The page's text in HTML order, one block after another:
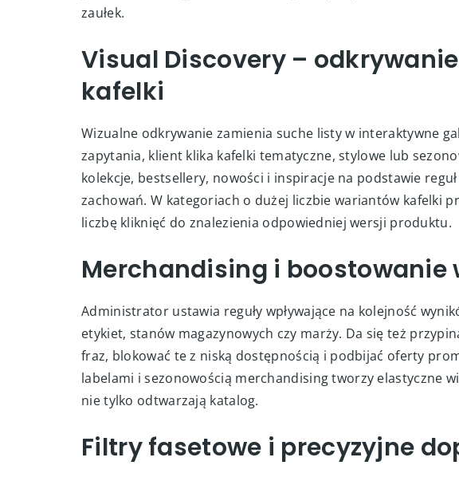
zaułek.
Visual Discovery –
kafelki
Wizualne odkrywanie zamienia suche listy w interaktywne
zapytania, klient klika kafelki tematyczne, stylowe lub
kolekcje, bestsellery, nowości i inspiracje na podstawie
zachowań. W kategoriach o dużej liczbie wariantów kafelki
liczbę kliknięć do znalezienia odpowiedniej wersji produktu.
Merchandising i boostowanie
Administrator ustawia reguły wpływające na kolejność
etykiet, stanów magazynowych czy marży. Da się też
fraz, blokować te z niską dostępnością i podbijać oferty
labelami i sezonowością merchandising tworzy elastyczne
nie tylko odtwarzają katalog.
Filtry fasetowe i precyzyjne